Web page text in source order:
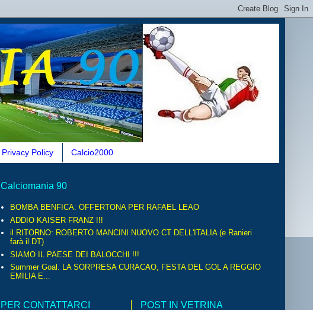
Privacy Policy Calcio2000
Calciomania 90
BOMBA BENFICA: OFFERTONA PER RAFAEL LEAO
ADDIO KAISER FRANZ !!!
il RITORNO: ROBERTO MANCINI NUOVO CT DELL'ITALIA (e Ranieri
farà il DT)
SIAMO IL PAESE DEI BALOCCHI !!!
Summer Goal. LA SORPRESA CURACAO, FESTA DEL GOL A REGGIO
EMILIA E...
PER CONTATTARCI POST IN VETRINA